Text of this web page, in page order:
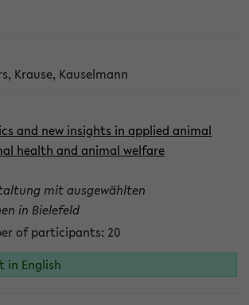
Krause, Kauselmann
and new insights in applied animal
health and animal welfare
mit ausgewählten
in Bielefeld
of participants: 20
in English